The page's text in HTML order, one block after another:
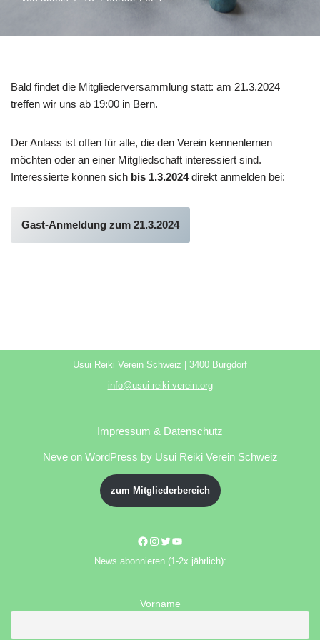
Bald findet die Mitgliederversammlung statt: am 21.3.2024
treffen wir uns ab 19:00 in Bern.
Der Anlass ist offen für alle, die den Verein kennenlernen
möchten oder an einer Mitgliedschaft interessiert sind.
Interessierte können sich bis 1.3.2024direkt anmelden bei:
Gast-Anmeldung zum 21.3.2024
Usui Reiki Verein Schweiz | 3400 Burgdorf
info@usui-reiki-verein.org
Impressum & Datenschutz
Neveon WordPress by Usui Reiki Verein Schweiz
zum Mitgliederbereich
News abonnieren (1-2x jährlich):
Vorname